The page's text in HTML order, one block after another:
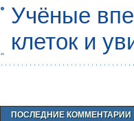
Учёные
клеток и
ПОСЛЕДНИЕ КОММЕНТАРИИ